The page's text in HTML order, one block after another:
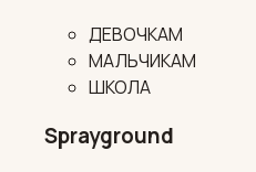
ДЕВОЧКАМ
МАЛЬЧИКАМ
ШКОЛА
Sprayground